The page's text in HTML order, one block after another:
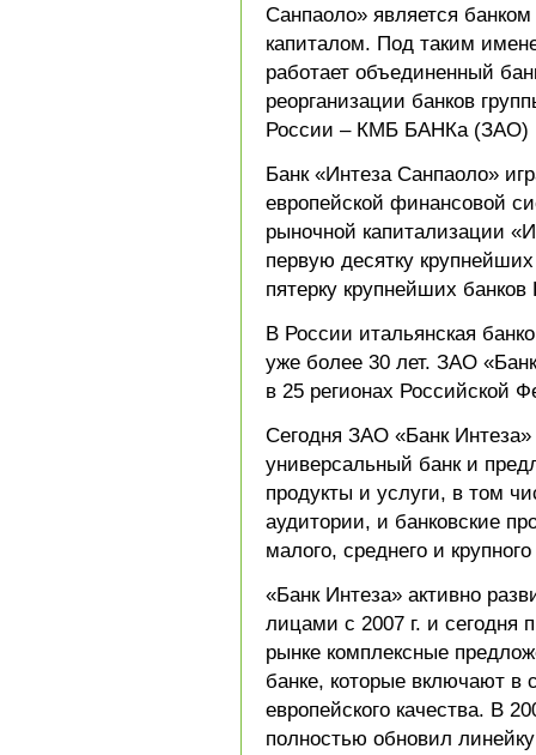
Санпаоло» является
капиталом. Под таким
работает объединенный
реорганизации банков
России – КМБ БАНКа (ЗАО)
Банк «Интеза Санпаоло»
европейской финансовой
рыночной капитализации
первую десятку
пятерку крупнейших
В России итальянская
уже более 30 лет. ЗАО
в 25 регионах Российской
Сегодня ЗАО «Банк Интеза»
универсальный банк и
продукты и услуги, в том
аудитории, и банковские
малого, среднего и
«Банк Интеза» активно
лицами с 2007 г. и сегодня
рынке комплексные
банке, которые включают в
европейского качества. В
полностью обновил